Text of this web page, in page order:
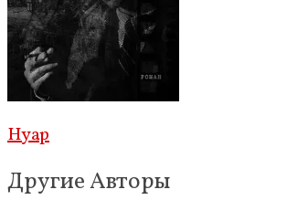
Нуар
Другие Авторы